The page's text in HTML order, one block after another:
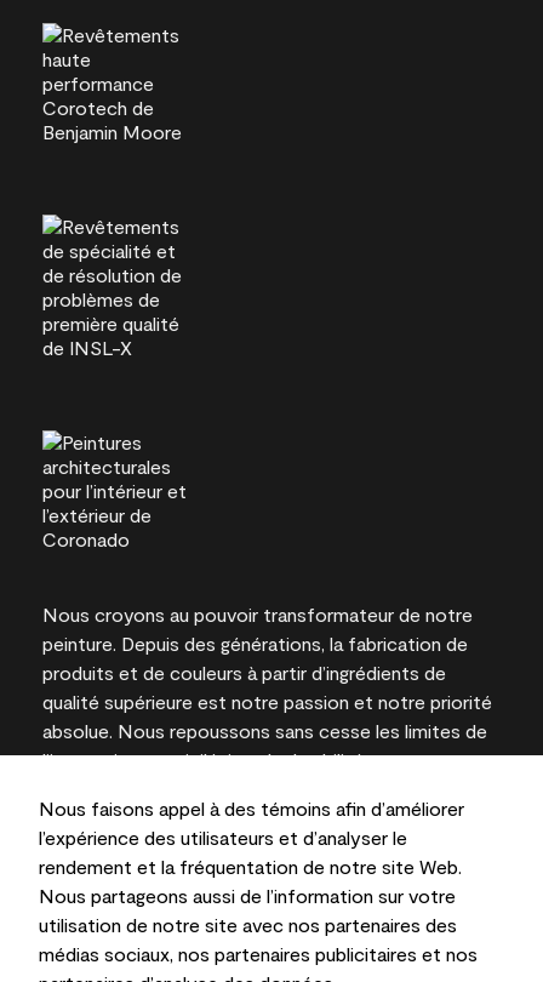
Nous faisons appel à des témoins afin d’améliorer
l’expérience des utilisateurs et d’analyser le
rendement et la fréquentation de notre site Web.
Nous partageons aussi de l’information sur votre
utilisation de notre site avec nos partenaires des
médias sociaux, nos partenaires publicitaires et nos
Nous croyons au pouvoir transformateur de notre
peinture. Depuis des générations, la fabrication de
produits et de couleurs à partir d’ingrédients de
qualité supérieure est notre passion et notre priorité
absolue. Nous repoussons sans cesse les limites de
l’innovation et privilégions la durabilité pour
l’expertise locale.
Les couleurs représentées à l’écran et sur les
documents imprimés peuvent différer des couleurs